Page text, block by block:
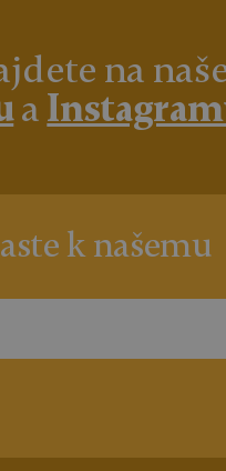
na
a
k našemu